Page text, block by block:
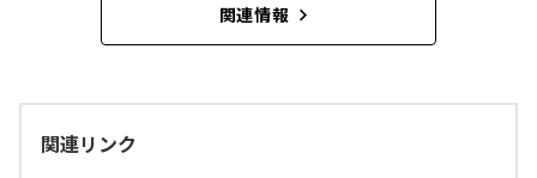
関連情報
関連リンク